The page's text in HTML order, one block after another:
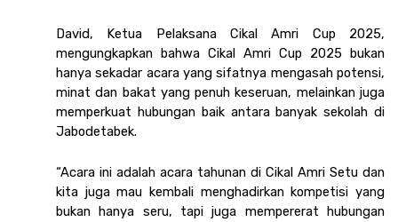
David, Ketua Pelaksana Cikal Amri Cup 2025,
mengungkapkan bahwa Cikal Amri Cup 2025 bukan
hanya sekadar acara yang sifatnya mengasah potensi,
minat dan bakat yang penuh keseruan, melainkan juga
memperkuat hubungan baik antara banyak sekolah di
Jabodetabek.
“Acara ini adalah acara tahunan di Cikal Amri Setu dan
kita juga mau kembali menghadirkan kompetisi yang
bukan hanya seru, tapi juga mempererat hubungan